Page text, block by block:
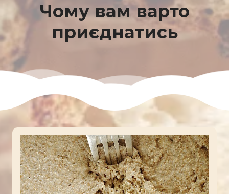
Чому вам варто
приєднатись